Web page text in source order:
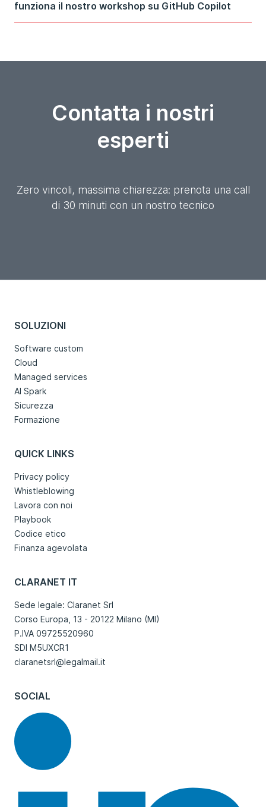
funziona il nostro workshop su GitHub Copilot
Contatta i nostri
esperti
Zero vincoli, massima chiarezza: prenota una call
di 30 minuti con un nostro tecnico
SOLUZIONI
Software custom
Cloud
Managed services
AI Spark
Sicurezza
Formazione
QUICK LINKS
Privacy policy
Whistleblowing
Lavora con noi
Playbook
Codice etico
Finanza agevolata
CLARANET IT
Sede legale: Claranet Srl
Corso Europa, 13 - 20122 Milano (MI)
P.IVA 09725520960
SDI M5UXCR1
claranetsrl@legalmail.it
SOCIAL